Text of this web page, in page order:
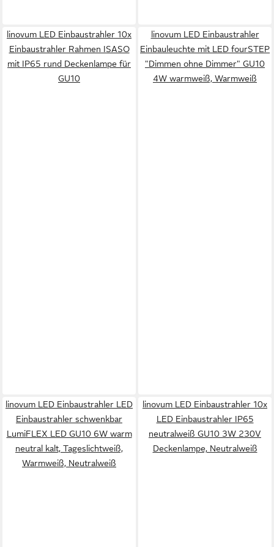
linovum LED Einbaustrahler 10x
Einbaustrahler Rahmen ISASO
mit IP65 rund Deckenlampe für
GU10
linovum LED Einbaustrahler
Einbauleuchte mit LED fourSTEP
"Dimmen ohne Dimmer" GU10
4W warmweiß, Warmweiß
linovum LED Einbaustrahler LED
Einbaustrahler schwenkbar
LumiFLEX LED GU10 6W warm
neutral kalt, Tageslichtweiß,
Warmweiß, Neutralweiß
linovum LED Einbaustrahler 10x
LED Einbaustrahler IP65
neutralweiß GU10 3W 230V
Deckenlampe, Neutralweiß